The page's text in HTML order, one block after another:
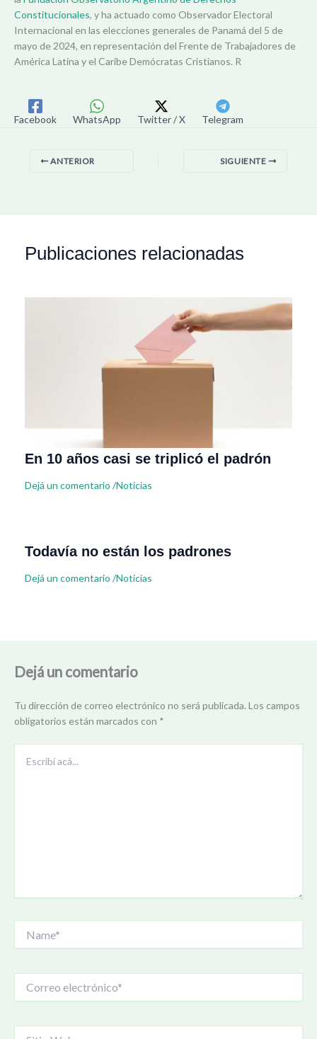
Constitucionales, y ha actuado como Observador Electoral
Internacional en las elecciones generales de Panamá del 5 de
mayo de 2024, en representación del Frente de Trabajadores de
América Latina y el Caribe Demócratas Cristianos. R
Facebook WhatsApp Twitter / X Telegram
ANTERIOR SIGUIENTE
Publicaciones relacionadas
En 10 años casi se triplicó el padrón
Dejá un comentario /Noticias
Todavía no están los padrones
Dejá un comentario /Noticias
Dejá un comentario
Tu dirección de correo electrónico no será publicada. Los campos
obligatorios están marcados con *
acá...
electrónico*